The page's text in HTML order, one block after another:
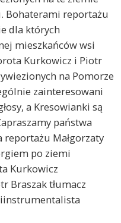
Bohaterami reportażu
dla których
mieszkańców wsi
Kurkowicz i Piotr
na Pomorze
zainteresowani
a Kresowianki są
państwa
reportażu Małgorzaty
po ziemi
Kurkowicz
Braszak tłumacz